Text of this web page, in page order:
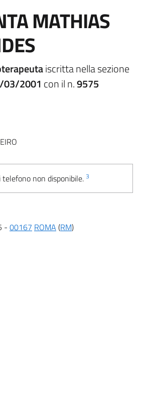
MATHIAS
iscritta nella sezione
03/2001 con il n.9575
telefono non disponibile. 3
- 00167 ROMA (RM)